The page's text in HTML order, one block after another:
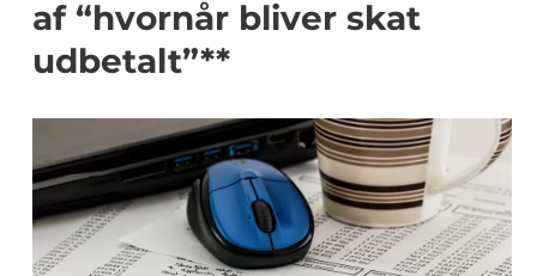
af “hvornår bliver skat
udbetalt”**